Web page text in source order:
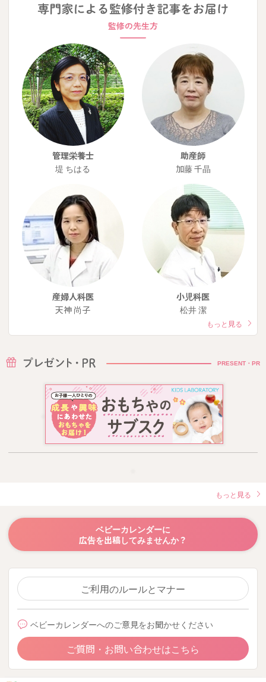
管理栄養士
堤 ちはる
助産師
加藤 千晶
産婦人科医
天神 尚子
小児科医
松井 潔
もっと見る
PRESENT・PR
もっと見る
ベビーカレンダーに
広告を出稿してみませんか？
ご利用のルールとマナー
ベビーカレンダーへのご意見をお聞かせください
ご質問・お問い合わせはこちら